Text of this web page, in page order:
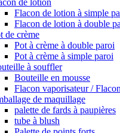
de lotion
Flacon de lotion à simple
Flacon de lotion à double
de crème
Pot à crème à double paroi
Pot à crème à simple paroi
à souffler
Bouteille en mousse
Flacon vaporisateur /
de maquillage
palette de fards à paupières
tube à blush